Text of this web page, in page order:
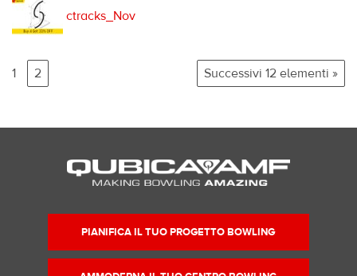
ctracks_Nov
1 2 Successivi 12 elementi »
PIANIFICA IL TUO PROGETTO BOWLING